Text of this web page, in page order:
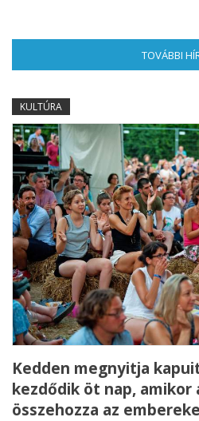
TOVÁBBI
KULTÚRA
Kedden megnyitja
kezdődik öt nap, amikor
összehozza az